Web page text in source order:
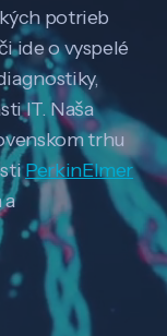
potrieb
ide o vyspelé
IT. Naša
trhu
PerkinElmer
a